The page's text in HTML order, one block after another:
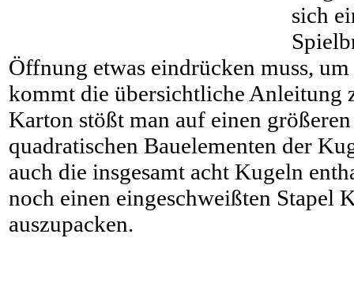
sich
Öffnung etwas eindrücken muss,
kommt die übersichtliche Anleitung
Karton stößt man auf einen
quadratischen Bauelementen der
auch die insgesamt acht Kugeln
noch einen eingeschweißten Stapel
auszupacken.